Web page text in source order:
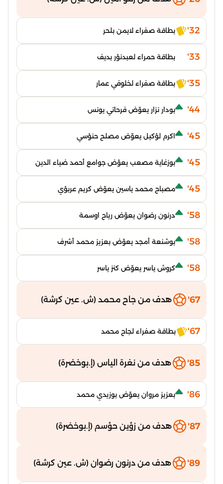
32' بطاقة صفراء لايمن بلحر
33' بطاقة حمراء لعبدنؤر بديف
35' بطاقة صفراء لخلوفي عمار
44' بودار نزار يعوّض فرحاتي يونس
45' اكرم لؤكيل يعوّض مصلح حنؤسي
45' بوزغاية مصعب يعوّض جوامع أحمد ضياء الدين
45' مصباح محمد ياسين يعوّض كريم عربؤي
58' درنون رضوان يعوّض رياح اوسمة
58' بوشنعة أمجد يعوّض بعزيز محمد أشرف
58' كروش ياسر يعوّض كنز ياسر
67' هدف من جاح محمد (ش. عين كرشة)
67' بطاقة صفراء لجاح محمد
85' هدف من نغرة الياس (إ.بوخضرة)
86' بعزيز مروان يعوّض بوزيدي محمد
87' هدف من زؤين حؤسم (إ.بوخضرة)
89' هدف من درنون رضوان (ش. عين كرشة)